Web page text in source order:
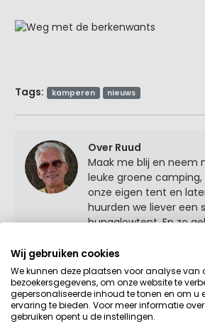
Tags: kamperen nieuws
Over Ruud
Maak me blij en neem
leuke groene
onze eigen tent en
huurden we liever een
bungalowtent. En zo
dan 20 jaar geleden
in Spanje, dat bij een
plan ontstond om een
ontwikkelen met een
Wij gebruiken cookies
We kunnen deze plaatsen voor analyse van
bezoekersgegevens, om onze website te
gepersonaliseerde inhoud te tonen en om u
ervaring te bieden. Voor meer informatie
gebruiken opent u de instellingen.